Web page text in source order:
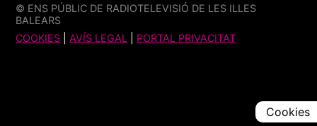
© ENS PÚBLIC DE RADIOTELEVISIÓ DE LES ILLES
BALEARS
COOKIES |AVÍS LEGAL PORTAL PRIVACITAT
Cookies